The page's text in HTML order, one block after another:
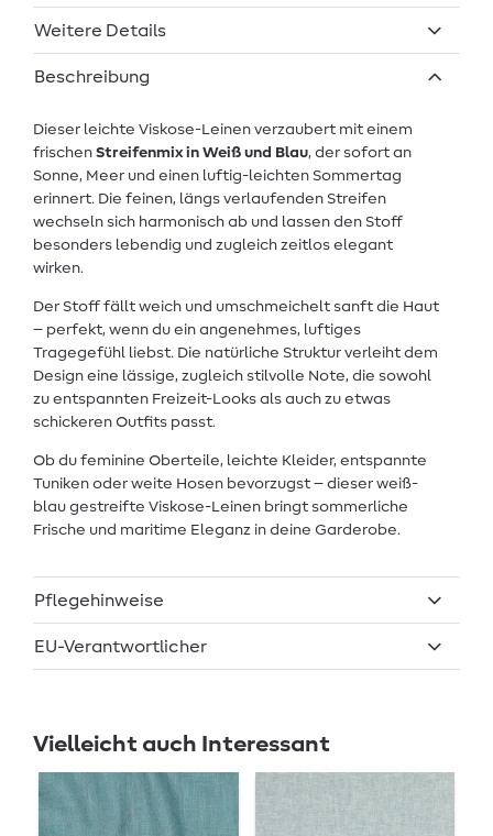
Weitere Details
Beschreibung
Dieser leichte Viskose-Leinen verzaubert mit einem
frischen Streifenmix in Weiß und Blau, der sofort an
Sonne, Meer und einen luftig-leichten Sommertag
erinnert. Die feinen, längs verlaufenden Streifen
wechseln sich harmonisch ab und lassen den Stoff
besonders lebendig und zugleich zeitlos elegant
wirken.
Der Stoff fällt weich und umschmeichelt sanft die Haut
– perfekt, wenn du ein angenehmes, luftiges
Tragegefühl liebst. Die natürliche Struktur verleiht dem
Design eine lässige, zugleich stilvolle Note, die sowohl
zu entspannten Freizeit-Looks als auch zu etwas
schickeren Outfits passt.
Ob du feminine Oberteile, leichte Kleider, entspannte
Tuniken oder weite Hosen bevorzugst – dieser weiß-
blau gestreifte Viskose-Leinen bringt sommerliche
Frische und maritime Eleganz in deine Garderobe.
Pflegehinweise
EU-Verantwortlicher
Vielleicht auch Interessant